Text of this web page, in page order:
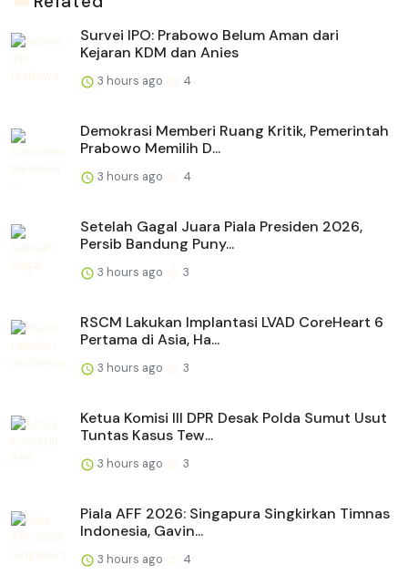
Survei IPO: Prabowo Belum Aman dari
Kejaran KDM dan Anies
3 hours ago 4
Demokrasi Memberi Ruang Kritik, Pemerintah
Prabowo Memilih D...
3 hours ago 4
Setelah Gagal Juara Piala Presiden 2026,
Persib Bandung Puny...
3 hours ago 3
RSCM Lakukan Implantasi LVAD CoreHeart 6
Pertama di Asia, Ha...
3 hours ago 3
Ketua Komisi III DPR Desak Polda Sumut Usut
Tuntas Kasus Tew...
3 hours ago 3
Piala AFF 2026: Singapura Singkirkan Timnas
Indonesia, Gavin...
3 hours ago 4